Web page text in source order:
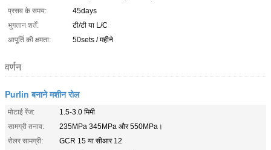
प्रसव के समय:
45days
भुगतान शर्तें:
टी/टी या L/C
आपूर्ति की क्षमता:
50sets / महीने
वर्णन
Purlin बनाने मशीन रोल
मोटाई रेंज:
1.5-3.0 मिमी
सामग्री तनाव:
235MPa 345MPa और 550MPa।
रोलर सामग्री:
GCR 15 या सीआर 12